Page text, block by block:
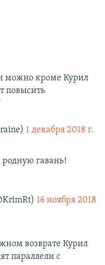
можно кроме Курил
повысить
1 декабря 2018 г.
родную гавань!
16 ноября 2018
возврате Курил
параллели с